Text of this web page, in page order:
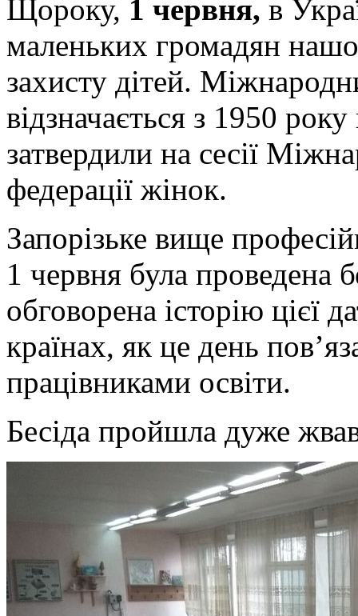
Щороку, 1 червня, в
маленьких громадян
захисту дітей.
відзначається з 1950
затвердили на сесії
федерації жінок.
Запорізьке вище
1 червня була проведена
обговорена історію цієї
країнах, як це день
працівниками освіти.
Бесіда пройшла дуже